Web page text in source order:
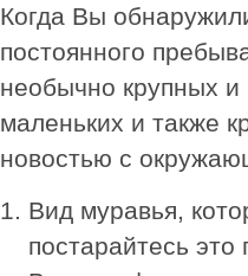
Когда Вы
постоянного
необычно крупных
маленьких и также
новостью с
Вид муравья,
постарайтесь